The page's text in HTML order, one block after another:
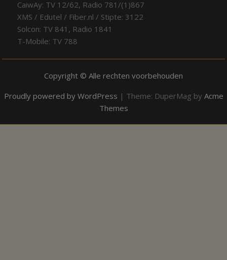
CaiwAy: TV 12/62, Radio 781/(1)867
XMS / Edutel / Fiber.nl / Stipte: 3122
Solcon: TV 841, Radio 1841
T-Mobile: TV 788
Copyright © Alle rechten voorbehouden
Proudly powered by WordPress | Theme: DuperMag by Acme
Themes